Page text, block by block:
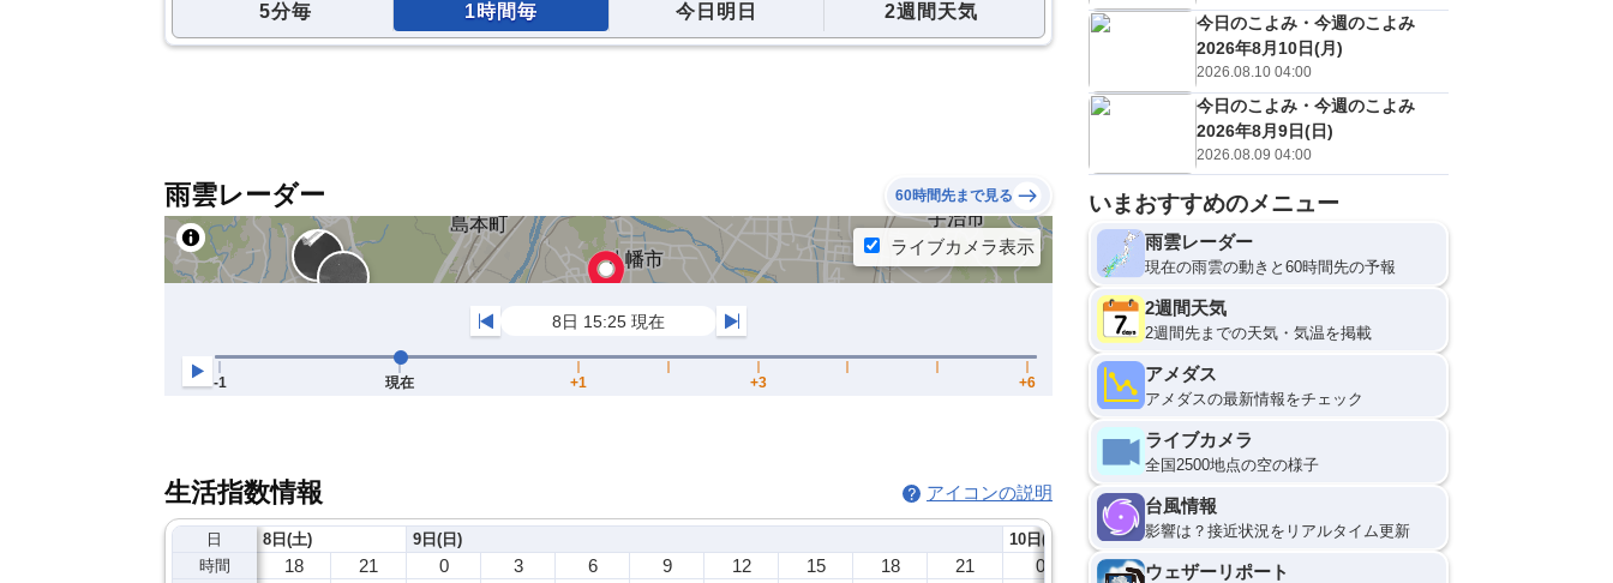
5分毎 1時間毎 今日明日 2週間天気
雨雲レーダー 60時間先まで見る
生活指数情報 アイコンの説明
日
時間
8日(土)
18 21
9日(日)
0 3 6 9 12 15 18 21
10日(月)
0
今日のこよみ・今週のこよみ
2026年8月10日(月)
2026.08.10 04:00
今日のこよみ・今週のこよみ
2026年8月9日(日)
2026.08.09 04:00
いまおすすめのメニュー
雨雲レーダー
現在の雨雲の動きと60時間先の予報
2週間天気
2週間先までの天気・気温を掲載
アメダス
アメダスの最新情報をチェック
ライブカメラ
全国2500地点の空の様子
台風情報
影響は？接近状況をリアルタイム更新
ウェザーリポート